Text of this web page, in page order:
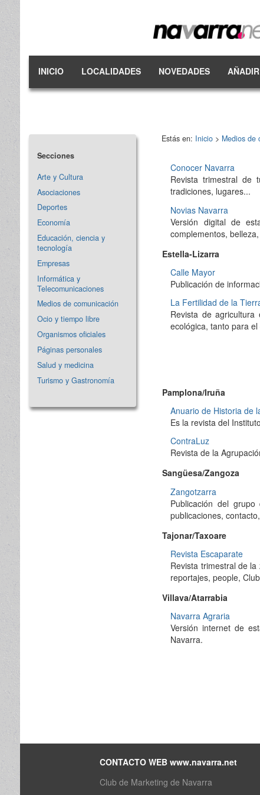
INICIO LOCALIDADES NOVEDADES
Secciones
Arte y Cultura
Asociaciones
Deportes
Economía
Educación, ciencia y
tecnología
Empresas
Informática y
Telecomunicaciones
Medios de comunicación
Ocio y tiempo libre
Organismos oficiales
Páginas personales
Salud y medicina
Turismo y Gastronomía
Estás en: Inicio> Medios de
Conocer Navarra
Revista trimestral de
tradiciones, lugares...
Novias Navarra
Versión digital de
complementos,
Estella-Lizarra
Calle Mayor
Publicación de
La Fertilidad de la
Revista de agricultura
ecológica, tanto para
Pamplona/Iruña
Anuario de Historia de
Es la revista del
ContraLuz
Revista de la
Sangüesa/Zangoza
Zangotzarra
Publicación del
publicaciones,
Tajonar/Taxoare
Revista Escaparate
Revista trimestral de
reportajes, people,
Villava/Atarrabia
Navarra Agraria
Versión internet de
Navarra.
CONTACTO WEB www.navarra.net
Club de Marketing de Navarra